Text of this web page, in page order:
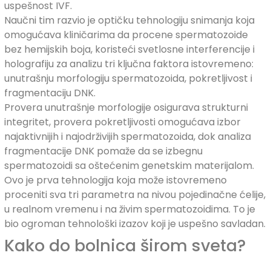
uspešnost IVF.
Naučni tim razvio je optičku tehnologiju snimanja koja
omogućava kliničarima da procene spermatozoide
bez hemijskih boja, koristeći svetlosne interferencije i
holografiju za analizu tri ključna faktora istovremeno:
unutrašnju morfologiju spermatozoida, pokretljivost i
fragmentaciju DNK.
Provera unutrašnje morfologije osigurava strukturni
integritet, provera pokretljivosti omogućava izbor
najaktivnijih i najodrživijih spermatozoida, dok analiza
fragmentacije DNK pomaže da se izbegnu
spermatozoidi sa oštećenim genetskim materijalom.
Ovo je prva tehnologija koja može istovremeno
proceniti sva tri parametra na nivou pojedinačne ćelije,
u realnom vremenu i na živim spermatozoidima. To je
bio ogroman tehnološki izazov koji je uspešno savladan.
Kako do bolnica širom sveta?